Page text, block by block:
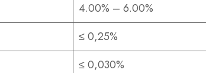
4.00% – 6.00%
≤ 0,25%
≤ 0,030%